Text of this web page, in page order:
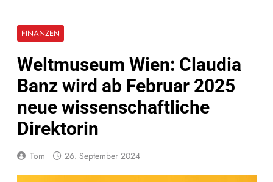
FINANZEN
Weltmuseum Wien: Claudia
Banz wird ab Februar 2025
neue wissenschaftliche
Direktorin
Tom 26. September 2024